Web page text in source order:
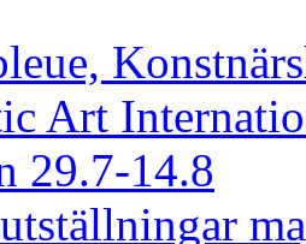
Art
29.7-14.8